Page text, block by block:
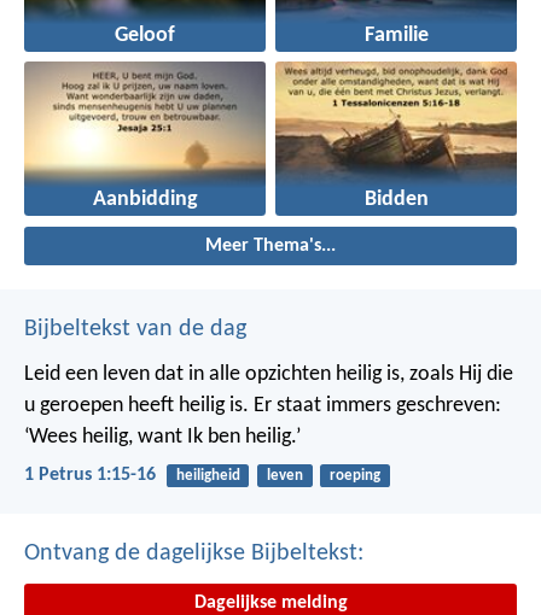
Geloof Familie
Aanbidding Bidden
Meer Thema's...
Bijbeltekst van de dag
Leid een leven dat in alle opzichten heilig is, zoals Hij die
u geroepen heeft heilig is. Er staat immers geschreven:
‘Wees heilig, want Ik ben heilig.’
1 Petrus 1:15-16 heiligheid leven roeping
Ontvang de dagelijkse Bijbeltekst:
Dagelijkse melding